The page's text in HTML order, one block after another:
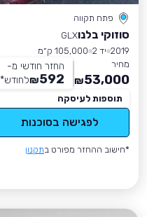
פתח תקווה
סוזוקי בלנוGLX
2019 יד 2
105,000 ק״מ
מחיר
53,000
₪
החזר חודשי מ-
592
₪לחודש*
תוספות לעיסקה
לפגישה בסוכנות
*חישוב ההחזר מפורט בתקנון